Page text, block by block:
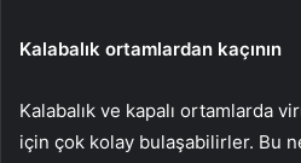
Kalabalık ortamlardan kaçının
Kalabalık ve kapalı ortamlarda
için çok kolay bulaşabilirler. Bu